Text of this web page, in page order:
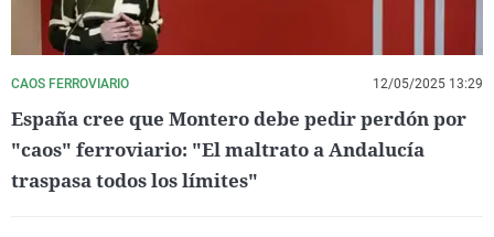
CAOS FERROVIARIO 12/05/2025 13:29
España cree que Montero debe pedir perdón por
"caos" ferroviario: "El maltrato a Andalucía
traspasa todos los límites"